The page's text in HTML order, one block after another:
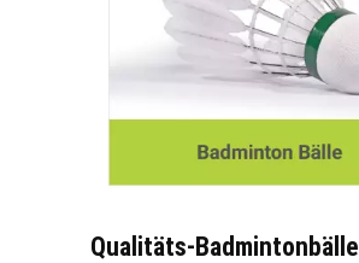
Qualitäts-Badmintonbälle